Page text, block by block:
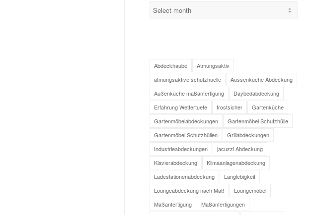
Abdeckhaube
Atmungsaktiv
atmungsaktive schutzhuelle
Aussenküche Abdeckung
Außenküche maßanfertigung
Daybedabdeckung
Erfahrung Wettertuete
frostsicher
Gartenküche
Gartenmöbelabdeckungen
Gartenmöbel Schutzhülle
Gartenmöbel Schutzhüllen
Grillabdeckungen
Industrieabdeckungen
jacuzzi Abdeckung
Klavierabdeckung
Klimaanlagenabdeckung
Ladestationenabdeckung
Langlebigkeit
Loungeabdeckung nach Maß
Loungemöbel
Maßanfertigung
Maßanfertigungen